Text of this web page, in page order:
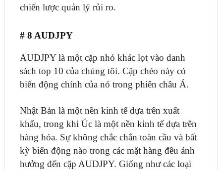
chiến lược quản lý rủi ro.
# 8 AUDJPY
AUDJPY là một cặp nhỏ khác lọt vào danh
sách top 10 của chúng tôi. Cặp chéo này có
biến động chính của nó trong phiên châu Á.
Nhật Bản là một nền kinh tế dựa trên xuất
khẩu, trong khi Úc là một nền kinh tế dựa trên
hàng hóa. Sự không chắc chắn toàn cầu và bất
kỳ biến động nào trong các mặt hàng đều ảnh
hưởng đến cặp AUDJPY. Giống như các loại